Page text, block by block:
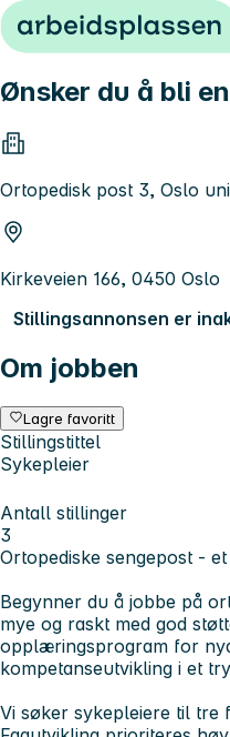
Hopp til innhold
Ønsker du å bli
Ortopedisk post 3, Oslo
Kirkeveien 166, 0450 Oslo
Stillingsannonsen er
Om jobben
Lagre favoritt
Stillingstittel
Sykepleier
Antall stillinger
3
Ortopediske sengepost -
Begynner du å jobbe på
mye og raskt med god
opplæringsprogram for
kompetanseutvikling i et
Vi søker sykepleiere til tre